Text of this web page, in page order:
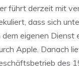
führt derzeit mit
dass sich
eigenen
Apple. Danach